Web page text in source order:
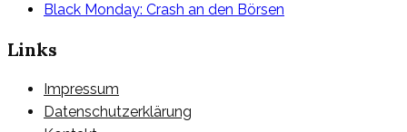
Black Monday: Crash an den Börsen
Links
Impressum
Datenschutzerklärung